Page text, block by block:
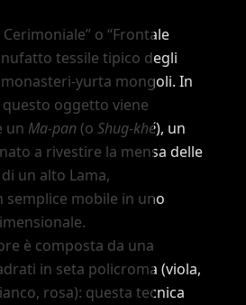
Cerimoniale” o “Frontale
tessile tipico degli
yurta mongoli. In
oggetto viene
un Ma-pan (o Shug-khé), un
a rivestire la mensa delle
un alto Lama,
mobile in uno
è composta da una
in seta policroma (viola,
rosa): questa tecnica